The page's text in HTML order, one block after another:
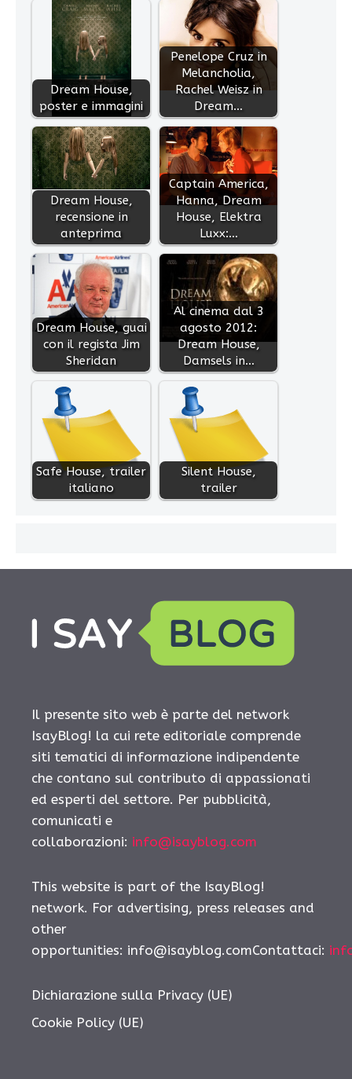
Dream House,
poster e immagini
Penelope Cruz in
Melancholia,
Rachel Weisz in
Dream…
Dream House,
recensione in
anteprima
Captain America,
Hanna, Dream
House, Elektra
Luxx:…
Dream House, guai
con il regista Jim
Sheridan
Al cinema dal 3
agosto 2012:
Dream House,
Damsels in…
Safe House, trailer
italiano
Silent House,
trailer
Il presente sito web è parte del network
IsayBlog! la cui rete editoriale comprende
siti tematici di informazione indipendente
che contano sul contributo di appassionati
ed esperti del settore. Per pubblicità,
comunicati e
collaborazioni: info@isayblog.com
This website is part of the IsayBlog!
network. For advertising, press releases and
other
opportunities: info@isayblog.comContattaci:
Dichiarazione sulla Privacy (UE)
Cookie Policy (UE)